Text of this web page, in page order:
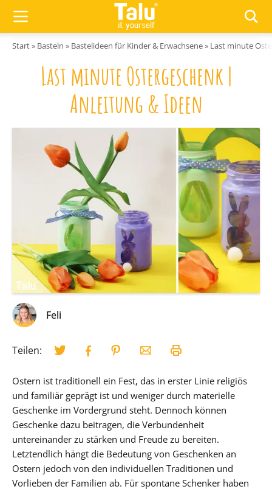
Start» Basteln » Bastelideen für Kinder & Erwachsene» Last minute
Last minute Ostergeschenk |
Anleitung & Ideen
Feli
Teilen:
Ostern ist traditionell ein Fest, das in erster Linie religiös
und familiär geprägt ist und weniger durch materielle
Geschenke im Vordergrund steht. Dennoch können
Geschenke dazu beitragen, die Verbundenheit
untereinander zu stärken und Freude zu bereiten.
Letztendlich hängt die Bedeutung von Geschenken an
Ostern jedoch von den individuellen Traditionen und
Vorlieben der Familien ab. Für spontane Schenker haben